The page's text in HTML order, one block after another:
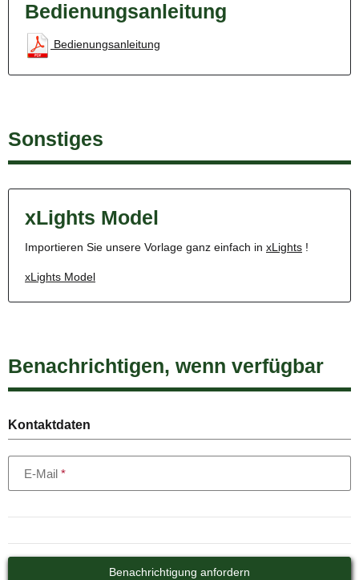
Bedienungsanleitung
Bedienungsanleitung
Sonstiges
xLights Model
Importieren Sie unsere Vorlage ganz einfach in xLights !
xLights Model
Benachrichtigen, wenn verfügbar
Kontaktdaten
E-Mail
Benachrichtigung anfordern